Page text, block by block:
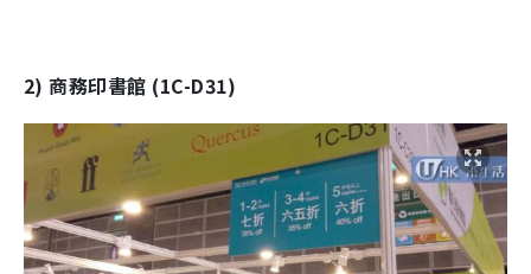
2) 商務印書館 (1C-D31)